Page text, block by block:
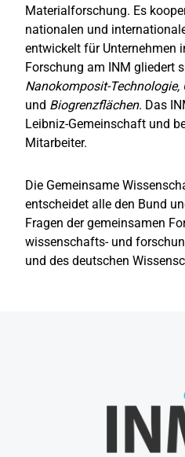
Materialforschung. Es
nationalen und
entwickelt für Unternehmen
Forschung am INM gliedert
Nanokomposit-Technologie,
und Biogrenzflächen. Das
Leibniz-Gemeinschaft und
Mitarbeiter.
Die Gemeinsame
entscheidet alle den Bund
Fragen der gemeinsamen
wissenschafts- und
und des deutschen